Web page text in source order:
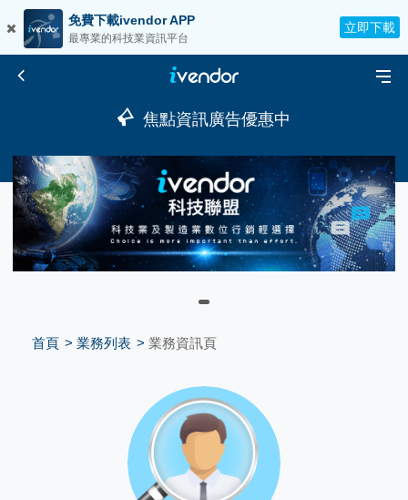
免費下載ivendor APP
最專業的科技業資訊平台
立即下載
焦點資訊廣告優惠中
首頁 業務列表 業務資訊頁